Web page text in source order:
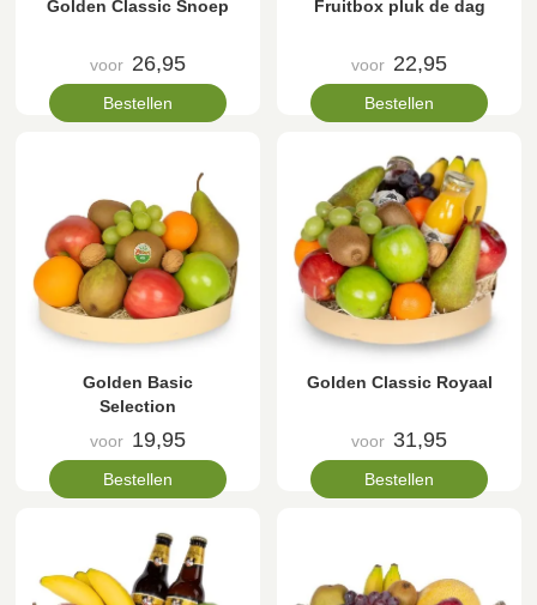
Golden Classic Snoep
voor 26,95
Bestellen
Fruitbox pluk de dag
voor 22,95
Bestellen
Golden Basic
Selection
voor 19,95
Bestellen
Golden Classic Royaal
voor 31,95
Bestellen